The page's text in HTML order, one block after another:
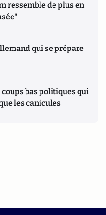
ressemble de plus en
qui se prépare
bas politiques qui
les canicules